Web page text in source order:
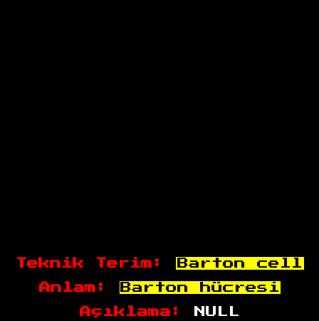
Teknik Terim: Barton cell
Anlam: Barton hücresi
Açıklama: NULL